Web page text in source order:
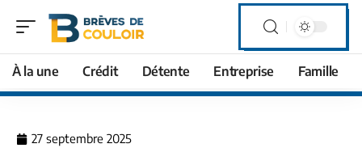
À la une Crédit Détente Entreprise Famille
27 septembre 2025